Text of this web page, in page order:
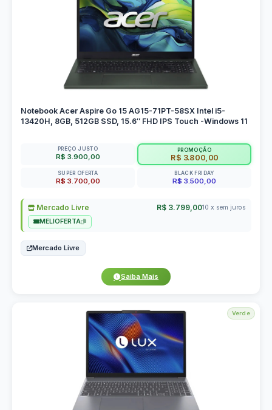
Notebook Acer Aspire Go 15 AG15-71PT-58SX Intel i5-
13420H, 8GB, 512GB SSD, 15.6″ FHD IPS Touch -Windows 11
PREÇO JUSTO
R$ 3.900,00
PROMOÇÃO
R$ 3.800,00
SUPER OFERTA
R$ 3.700,00
BLACK FRIDAY
R$ 3.500,00
Mercado Livre R$ 3.799,0010 x sem juros
MELIOFERTA
Mercado Livre
Saiba Mais
Verde